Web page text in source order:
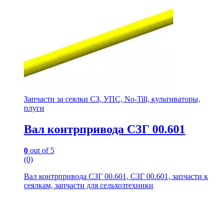
Запчасти за сеялки СЗ, УПС, No-Till, культиваторы,
плуги
Вал контрпривода СЗГ 00.601
0 out of 5
(0)
Вал контрпривода СЗГ 00.601, СЗГ 00.601, запчасти к
сеялкам, запчасти для сельхозтехники